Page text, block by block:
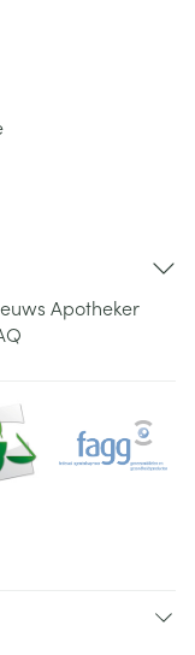
Apotheker